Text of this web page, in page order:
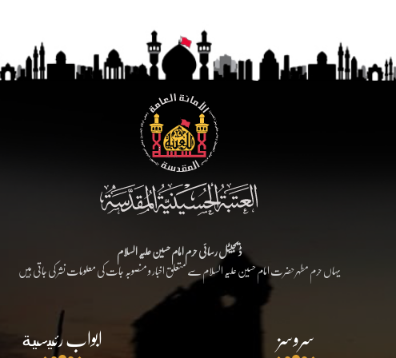
ڈیجیٹل رسائی حرم امام حسین علیہ السلام
یہاں حرم مطہر حضرت امام حسین علیہ السلام سے متعلق اخبار و منصوبہ جات کی معلومات نشر کی جاتی ہیں
سروسز ابواب رئيسية